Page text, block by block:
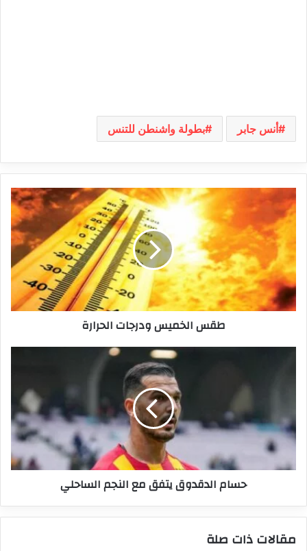
أنس جابر بطولة واشنطن للتنس
طقس
الخميس
ودرجات
الحرارة
طقس الخميس ودرجات الحرارة
الساحلي
حسام الدقدوق يتفق مع النجم الساحلي
مقالات ذات صلة